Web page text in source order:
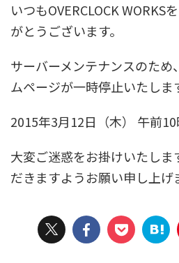
いつもOVERCLOCK WORKS
がとうございます。
サーバーメンテナンスのため
ムページが一時停止いたしま
2015年3月12日（木） 午前
大変ご迷惑をお掛けいたし
だきますようお願い申し上げ